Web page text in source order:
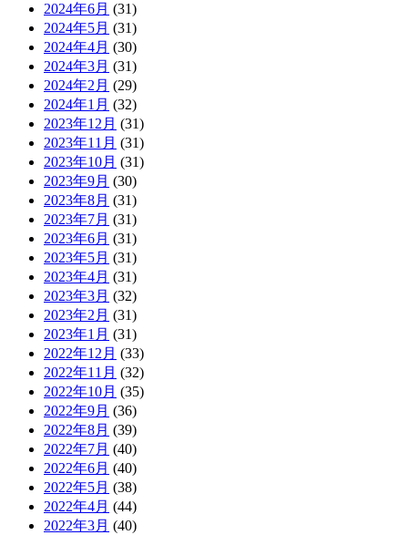
2024年6月 (31)
2024年5月 (31)
2024年4月 (30)
2024年3月 (31)
2024年2月 (29)
2024年1月 (32)
2023年12月 (31)
2023年11月 (31)
2023年10月 (31)
2023年9月 (30)
2023年8月 (31)
2023年7月 (31)
2023年6月 (31)
2023年5月 (31)
2023年4月 (31)
2023年3月 (32)
2023年2月 (31)
2023年1月 (31)
2022年12月 (33)
2022年11月 (32)
2022年10月 (35)
2022年9月 (36)
2022年8月 (39)
2022年7月 (40)
2022年6月 (40)
2022年5月 (38)
2022年4月 (44)
2022年3月 (40)